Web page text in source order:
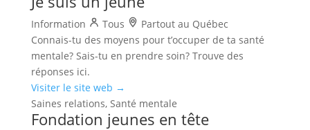
Information Tous
Partout au Québec
Connais-tu des moyens pour t’occuper de ta santé
mentale? Sais-tu en prendre soin? Trouve des
réponses ici.
Visiter le site web →
Saines relations, Santé mentale
Fondation jeunes en tête